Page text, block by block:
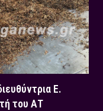
Ε.
του ΑΤ